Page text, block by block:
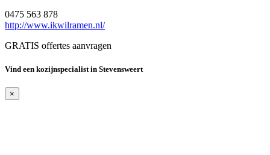
0475 563 878
http://www.ikwilramen.nl/
GRATIS offertes aanvragen
Vind een kozijnspecialist in Stevensweert
×